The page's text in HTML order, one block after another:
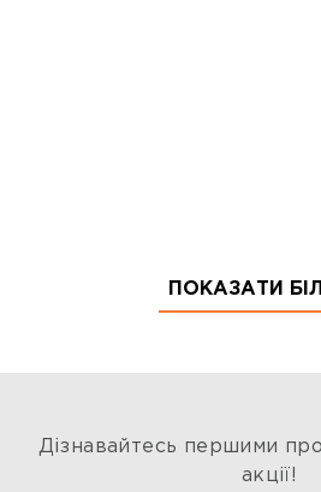
ПОКАЗАТИ
Дізнавайтесь першими
акції!